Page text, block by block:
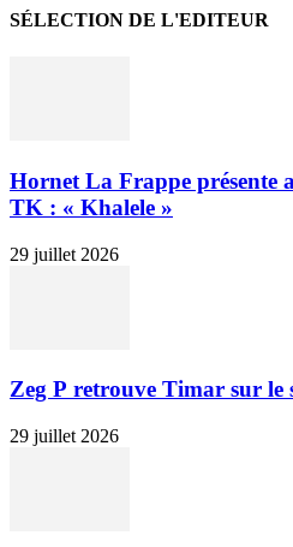
SÉLECTION DE L'EDITEUR
Hornet La Frappe présente
TK : « Khalele »
29 juillet 2026
Zeg P retrouve Timar sur le
29 juillet 2026